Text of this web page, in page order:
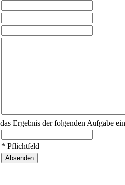
Ergebnis der folgenden Aufgabe
* Pflichtfeld